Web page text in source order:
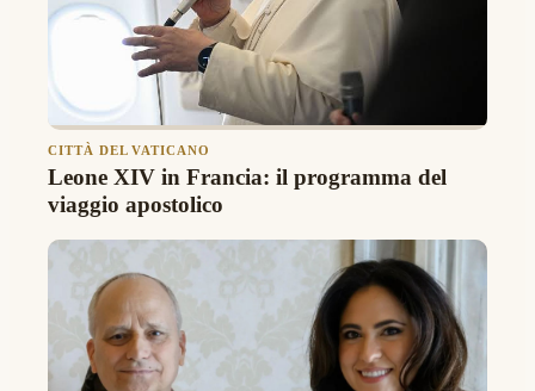
CITTÀ DEL VATICANO
Leone XIV in Francia: il programma del
viaggio apostolico